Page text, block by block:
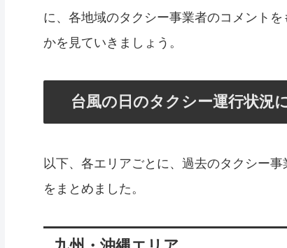
に、各地域のタクシー事業者のコメント
かを見ていきましょう。
台風の日のタクシー運行状況
以下、各エリアごとに、過去のタクシー
をまとめました。